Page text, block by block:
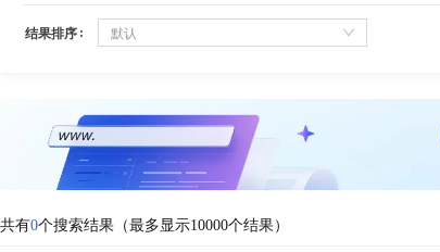
结果排序 默认
共有0个搜索结果（最多显示10000个结果）